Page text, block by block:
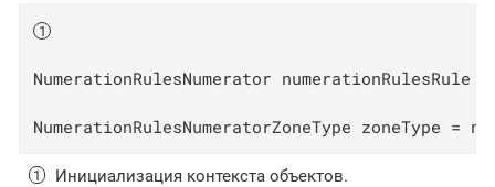
NumerationRulesNumerator numerationRulesRule
NumerationRulesNumeratorZoneType zoneType =
Инициализация контекста объектов.